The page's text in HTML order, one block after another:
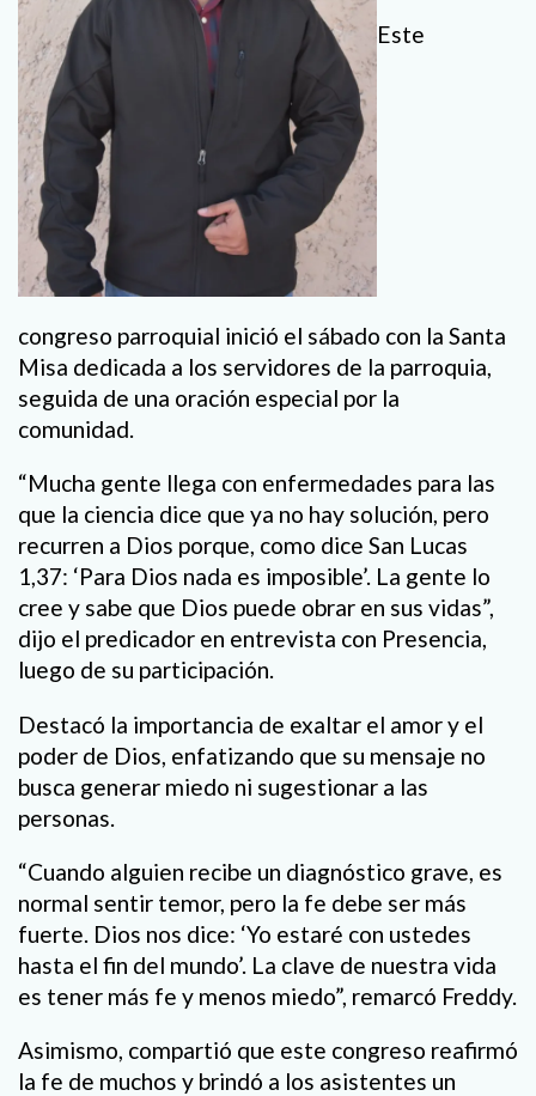
Este
congreso parroquial inició el sábado con la Santa
Misa dedicada a los servidores de la parroquia,
seguida de una oración especial por la
comunidad.
“Mucha gente llega con enfermedades para las
que la ciencia dice que ya no hay solución, pero
recurren a Dios porque, como dice San Lucas
1,37: ‘Para Dios nada es imposible’. La gente lo
cree y sabe que Dios puede obrar en sus vidas”,
dijo el predicador en entrevista con Presencia,
luego de su participación.
Destacó la importancia de exaltar el amor y el
poder de Dios, enfatizando que su mensaje no
busca generar miedo ni sugestionar a las
personas.
“Cuando alguien recibe un diagnóstico grave, es
normal sentir temor, pero la fe debe ser más
fuerte. Dios nos dice: ‘Yo estaré con ustedes
hasta el fin del mundo’. La clave de nuestra vida
es tener más fe y menos miedo”, remarcó Freddy.
Asimismo, compartió que este congreso reafirmó
la fe de muchos y brindó a los asistentes un